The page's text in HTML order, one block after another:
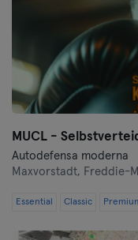
MUCL -
Autodefensa moderna
Maxvorstadt, Freddie-
Essential Classic